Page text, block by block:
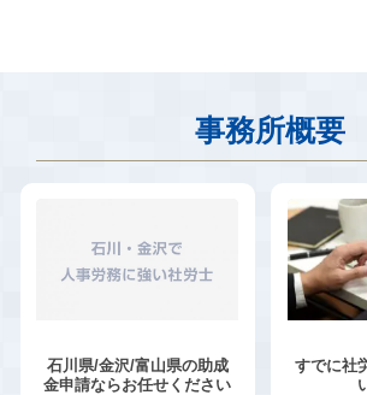
事務所概要
石川県/金沢/富山県の助成
金申請ならお任せください
すでに社